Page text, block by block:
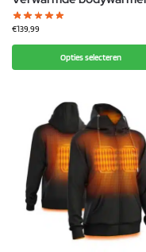
€139,99
Opties selecteren